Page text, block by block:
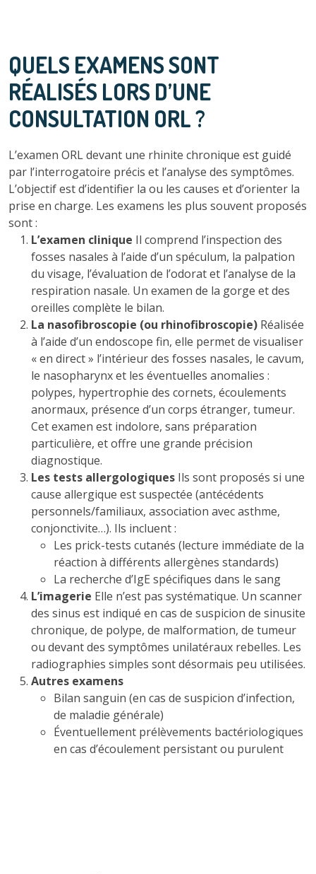
QUELS EXAMENS SONT
RÉALISÉS LORS D’UNE
CONSULTATION ORL ?
L’examen ORL devant une rhinite chronique est guidé
par l’interrogatoire précis et l’analyse des symptômes.
L’objectif est d’identifier la ou les causes et d’orienter la
prise en charge. Les examens les plus souvent proposés
sont :
L’examen clinique Il comprend l’inspection des
fosses nasales à l’aide d’un spéculum, la palpation
du visage, l’évaluation de l’odorat et l’analyse de la
respiration nasale. Un examen de la gorge et des
oreilles complète le bilan.
La nasofibroscopie (ou rhinofibroscopie) Réalisée
à l’aide d’un endoscope fin, elle permet de visualiser
« en direct » l’intérieur des fosses nasales, le cavum,
le nasopharynx et les éventuelles anomalies :
polypes, hypertrophie des cornets, écoulements
anormaux, présence d’un corps étranger, tumeur.
Cet examen est indolore, sans préparation
particulière, et offre une grande précision
diagnostique.
Les tests allergologiques Ils sont proposés si une
cause allergique est suspectée (antécédents
personnels/familiaux, association avec asthme,
conjonctivite…). Ils incluent :
Les prick-tests cutanés (lecture immédiate de la
réaction à différents allergènes standards)
La recherche d’IgE spécifiques dans le sang
L’imagerie Elle n’est pas systématique. Un scanner
des sinus est indiqué en cas de suspicion de sinusite
chronique, de polype, de malformation, de tumeur
ou devant des symptômes unilatéraux rebelles. Les
radiographies simples sont désormais peu utilisées.
Autres examens
Bilan sanguin (en cas de suspicion d’infection,
de maladie générale)
Éventuellement prélèvements bactériologiques
en cas d’écoulement persistant ou purulent